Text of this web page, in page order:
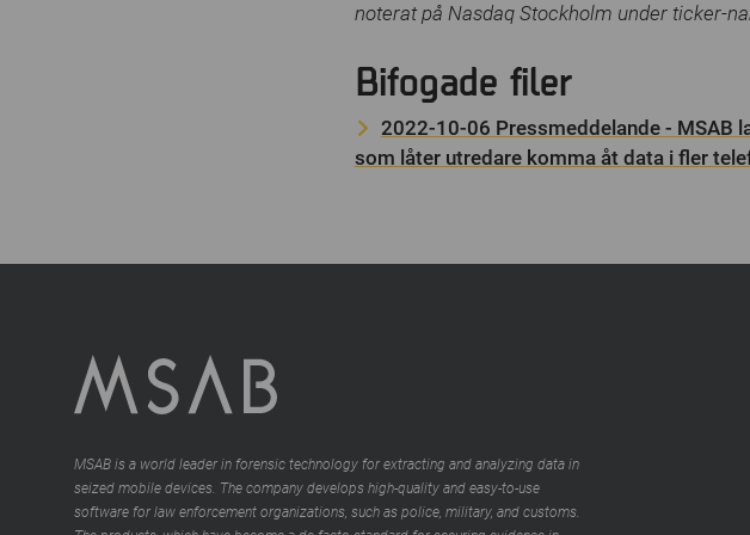
noterat på Nasdaq Stockholm under ticker-
Bifogade filer
2022-10-06 Pressmeddelande - MSAB
som låter utredare komma åt data i fler
MSAB is a world leader in forensic technology for extracting and analyzing data in
seized mobile devices. The company develops high-quality and easy-to-use
software for law enforcement organizations, such as police, military, and customs.